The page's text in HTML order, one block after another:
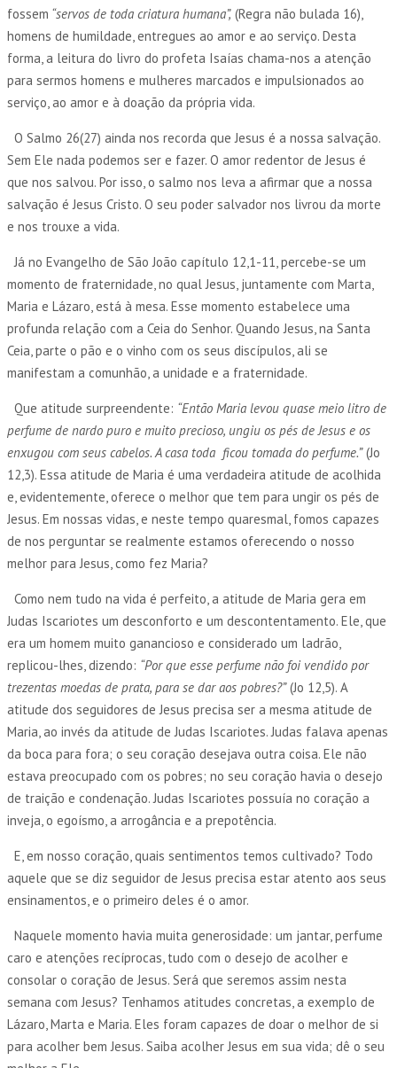
fossem “servos de toda criatura humana”, (Regra não bulada 16),
homens de humildade, entregues ao amor e ao serviço. Desta
forma, a leitura do livro do profeta Isaías chama-nos a atenção
para sermos homens e mulheres marcados e impulsionados ao
serviço, ao amor e à doação da própria vida.
O Salmo 26(27) ainda nos recorda que Jesus é a nossa salvação.
Sem Ele nada podemos ser e fazer. O amor redentor de Jesus é
que nos salvou. Por isso, o salmo nos leva a afirmar que a nossa
salvação é Jesus Cristo. O seu poder salvador nos livrou da morte
e nos trouxe a vida.
Já no Evangelho de São João capítulo 12,1-11, percebe-se um
momento de fraternidade, no qual Jesus, juntamente com Marta,
Maria e Lázaro, está à mesa. Esse momento estabelece uma
profunda relação com a Ceia do Senhor. Quando Jesus, na Santa
Ceia, parte o pão e o vinho com os seus discípulos, ali se
manifestam a comunhão, a unidade e a fraternidade.
Que atitude surpreendente: “Então Maria levou quase meio litro de
perfume de nardo puro e muito precioso, ungiu os pés de Jesus e os
enxugou com seus cabelos. A casa toda ficou tomada do perfume.”(Jo
12,3). Essa atitude de Maria é uma verdadeira atitude de acolhida
e, evidentemente, oferece o melhor que tem para ungir os pés de
Jesus. Em nossas vidas, e neste tempo quaresmal, fomos capazes
de nos perguntar se realmente estamos oferecendo o nosso
melhor para Jesus, como fez Maria?
Como nem tudo na vida é perfeito, a atitude de Maria gera em
Judas Iscariotes um desconforto e um descontentamento. Ele, que
era um homem muito ganancioso e considerado um ladrão,
replicou-lhes, dizendo: “Por que esse perfume não foi vendido por
trezentas moedas de prata, para se dar aos pobres?”(Jo 12,5). A
atitude dos seguidores de Jesus precisa ser a mesma atitude de
Maria, ao invés da atitude de Judas Iscariotes. Judas falava apenas
da boca para fora; o seu coração desejava outra coisa. Ele não
estava preocupado com os pobres; no seu coração havia o desejo
de traição e condenação. Judas Iscariotes possuía no coração a
inveja, o egoísmo, a arrogância e a prepotência.
E, em nosso coração, quais sentimentos temos cultivado? Todo
aquele que se diz seguidor de Jesus precisa estar atento aos seus
ensinamentos, e o primeiro deles é o amor.
Naquele momento havia muita generosidade: um jantar, perfume
caro e atenções recíprocas, tudo com o desejo de acolher e
consolar o coração de Jesus. Será que seremos assim nesta
semana com Jesus? Tenhamos atitudes concretas, a exemplo de
Lázaro, Marta e Maria. Eles foram capazes de doar o melhor de si
para acolher bem Jesus. Saiba acolher Jesus em sua vida; dê o seu